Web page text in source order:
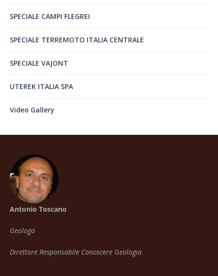
SPECIALE CAMPI FLEGREI
SPECIALE TERREMOTO ITALIA CENTRALE
SPECIALE VAJONT
UTEREK ITALIA SPA
Video Gallery
Antonio Toscano
Geologo
Direttore Responsabile Conoscere Geologia